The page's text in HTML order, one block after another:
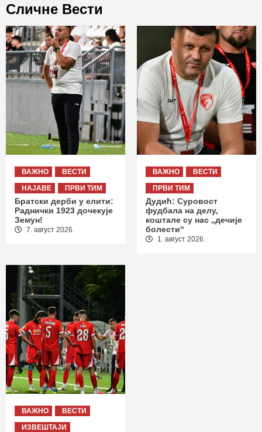
Сличне Вести
ВАЖНО
ВЕСТИ
НАЈАВЕ
ПРВИ ТИМ
Братски дерби у елити:
Раднички 1923 дочекује
Земун!
7. август 2026.
ВАЖНО
ВЕСТИ
ПРВИ ТИМ
Дудић: Суровост
фудбала на делу,
коштале су нас „дечије
болести“
1. август 2026.
ВАЖНО
ВЕСТИ
ИЗВЕШТАЈИ